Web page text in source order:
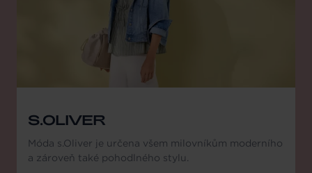
S.OLIVER
Móda s.Oliver je určena všem milovníkům moderního
a zároveň také pohodlného stylu.